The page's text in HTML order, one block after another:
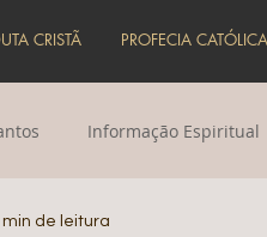
CRISTÃ PROFECIA CATÓLICA
Informação Espiritual
na Igreja
min de leitura